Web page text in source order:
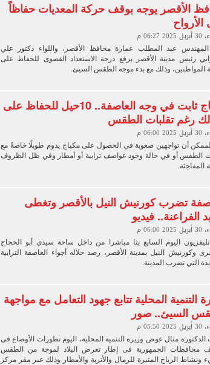
الأقصر يوجه بوقف حركة المعديات حفاظاً
م
عبد المطلب عمارة محافظ الأقصر، واللواء دكتور علي
رئيس مدينة الأقصر برفع درجة الاستعداد القصوى للحفاظ على
المواطنين، وذلك مع بدء موجه الطقس السيئ.
مكياج ثابت في وجه العاصفة.. 10حيل للحفاظ على
رغم تقلبات الطقس
م
أن تواجهين صعوبة في الحصول على مكياج يدوم طويلًا خاصةً مع
الطقس أو في حالة وجود عواصف ترابية أو أمطار وفي ظل الظروف
المفاجئة.
تضرب كورنيش النيل بالأقصر وتغطى
الفراعنة.. فيديو
م
اليوم السابع بثا مباشرا من داخل ساحة سيدي أبو الحجاج
وكورنيش النيل بمدينة الأقصر، رصد خلاله أجواء العاصفة الترابية
التي تضرب المدينة.
التنمية المحلية تتابع جهود التعامل مع مواجهة
السيئ.. صور
م
الدكتورة منال عوض وزيرة التنمية المحلية، اليوم تطورات الأوضاع فى
محافظات الجمهورية فى إطار تعرض البلاد لموجة من الطقس
ونشاط الرياح المثيرة للرمال والأتربة والأمطار وذلك عبر مقر مركز